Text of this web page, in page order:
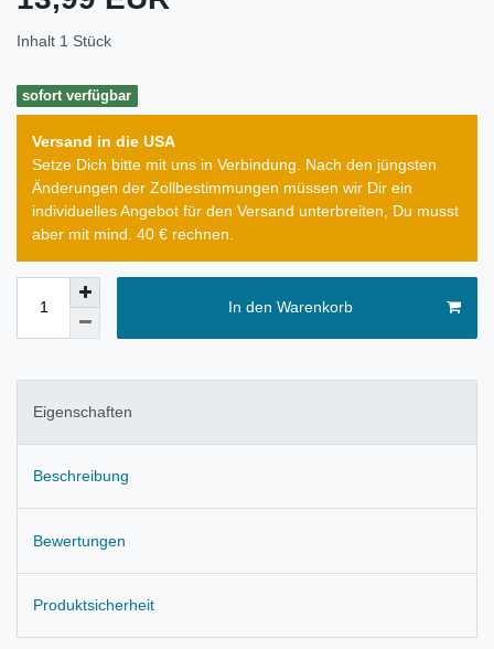
Inhalt 1 Stück
sofort verfügbar
Versand in die USA
Setze Dich bitte mit uns in Verbindung. Nach den jüngsten
Änderungen der Zollbestimmungen müssen wir Dir ein
individuelles Angebot für den Versand unterbreiten, Du musst
aber mit mind. 40 € rechnen.
In den Warenkorb
Eigenschaften
Beschreibung
Bewertungen
Produktsicherheit